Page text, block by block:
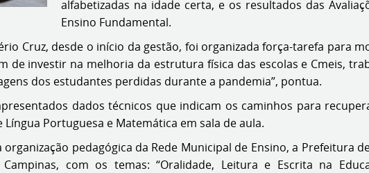
alfabetizadas na idade certa, e os resultados das
Ensino Fundamental.
Cruz, desde o início da gestão, foi organizada força-tarefa para
de investir na melhoria da estrutura física das escolas e Cmeis,
dos estudantes perdidas durante a pandemia”, pontua.
dados técnicos que indicam os caminhos para
Portuguesa e Matemática em sala de aula.
pedagógica da Rede Municipal de Ensino, a Prefeitura
com os temas: “Oralidade, Leitura e Escrita na